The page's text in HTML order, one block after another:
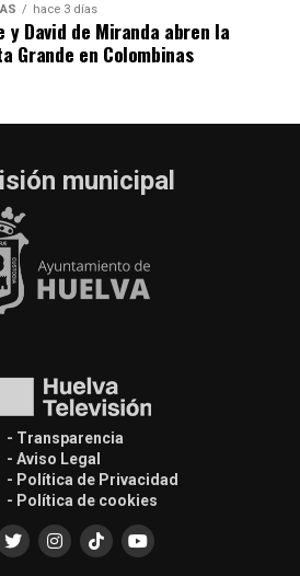
hace 3 días
y David de Miranda abren la
Grande en Colombinas
municipal
- Transparencia
- Aviso Legal
- Política de Privacidad
- Política de cookies